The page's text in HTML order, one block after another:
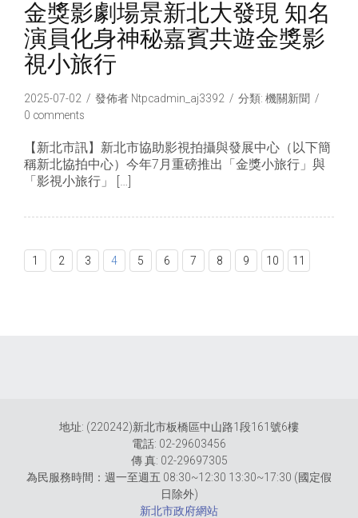
金獎影劇場景新北大發現 知名
演員化身神秘嘉賓共遊金獎影
視小旅行
2025-07-02 發佈者 Ntpcadmin_aj3392 分類: 機關新聞
0 comments
【新北市訊】新北市協助影視拍攝與發展中心（以下簡
稱新北協拍中心）今年7月重磅推出「金獎小旅行」與
「影視小旅行」 […]
1 2 3 4 5 6 7 8 9 10 11
地址: (220242)新北市板橋區中山路1段161號6樓
電話: 02-29603456
傳 真: 02-29697305
為民服務時間：週一至週五 08:30~12:30 13:30~17:30 (國定假
日除外)
新北市政府網站